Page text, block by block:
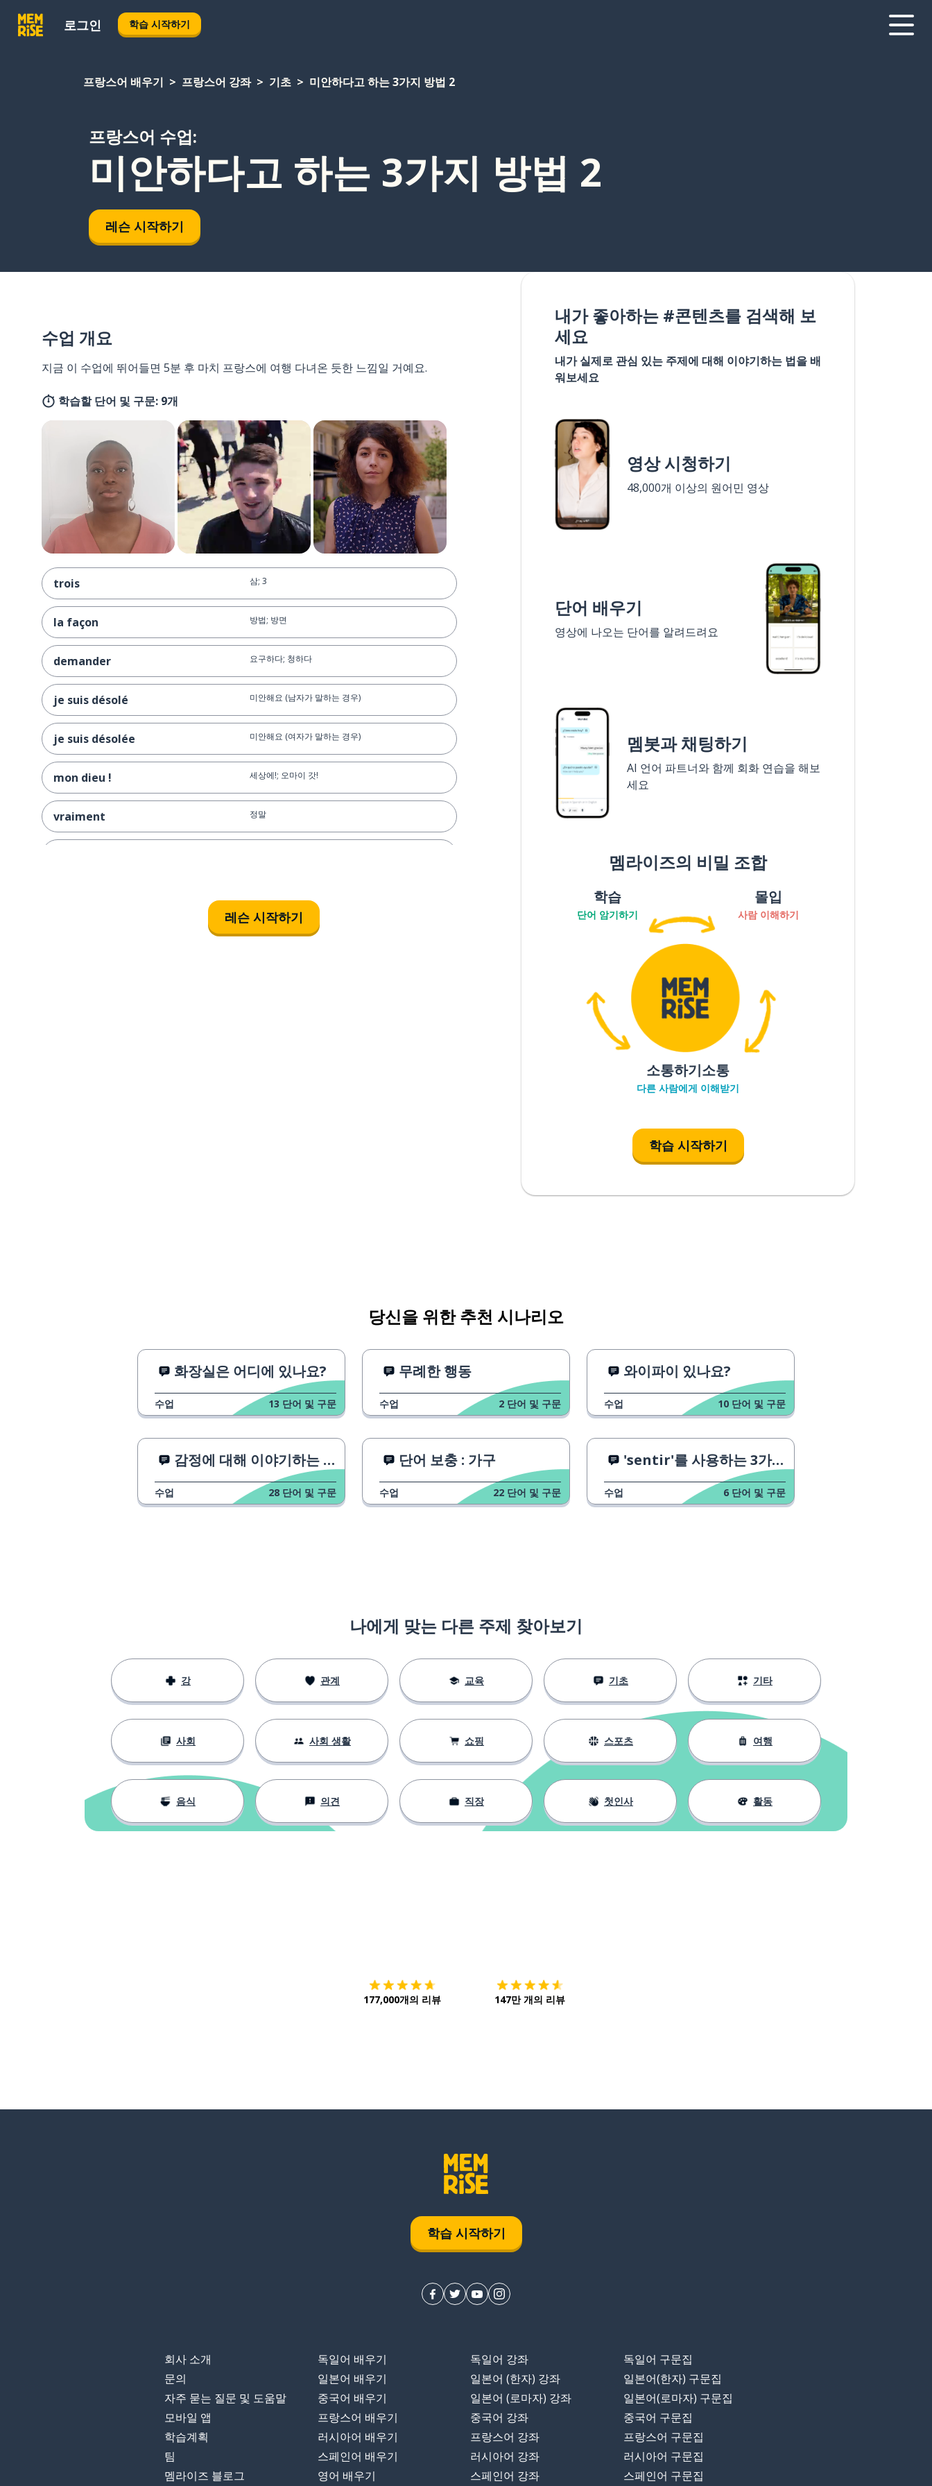
로그인 학습 시작하기
프랑스어 배우기 프랑스어 강좌 기초 미안하다고 하는 3가지 방법 2
프랑스어 수업:
미안하다고 하는 3가지 방법 2
레슨 시작하기
수업 개요
지금 이 수업에 뛰어들면 5분 후 마치 프랑스에 여행 다녀온 듯한 느낌일 거예요.
학습할 단어 및 구문: 9개
trois 삼; 3
la façon 방법; 방면
demander 요구하다; 청하다
je suis désolé 미안해요 (남자가 말하는 경우)
je suis désolée 미안해요 (여자가 말하는 경우)
mon dieu ! 세상에!; 오마이 갓!
vraiment 정말
레슨 시작하기
내가 좋아하는 #콘텐츠를 검색해 보
세요
내가 실제로 관심 있는 주제에 대해 이야기하는 법을 배
워보세요
영상 시청하기
48,000개 이상의 원어민 영상
단어 배우기
영상에 나오는 단어를 알려드려요
멤봇과 채팅하기
AI 언어 파트너와 함께 회화 연습을 해보
세요
멤라이즈의 비밀 조합
학습
단어 암기하기
몰입
사람 이해하기
소통하기소통
다른 사람에게 이해받기
학습 시작하기
당신을 위한 추천 시나리오
화장실은 어디에 있나요?
수업 13 단어 및 구문
무례한 행동
수업 2 단어 및 구문
와이파이 있나요?
수업 10 단어 및 구문
감정에 대해 이야기하는 다른 동사
수업 28 단어 및 구문
단어 보충 : 가구
수업 22 단어 및 구문
'sentir'를 사용하는 3가지 방법
수업 6 단어 및 구문
나에게 맞는 다른 주제 찾아보기
강 관계 교육 기초 기타
사회 사회 생활 쇼핑 스포츠 여행
음식 의견 직장 첫인사 활동
177,000개의 리뷰 147만 개의 리뷰
학습 시작하기
회사 소개
문의
자주 묻는 질문 및 도움말
모바일 앱
학습계획
팀
멤라이즈 블로그
독일어 배우기
일본어 배우기
중국어 배우기
프랑스어 배우기
러시아어 배우기
스페인어 배우기
영어 배우기
독일어 강좌
일본어 (한자) 강좌
일본어 (로마자) 강좌
중국어 강좌
프랑스어 강좌
러시아어 강좌
스페인어 강좌
독일어 구문집
일본어(한자) 구문집
일본어(로마자) 구문집
중국어 구문집
프랑스어 구문집
러시아어 구문집
스페인어 구문집